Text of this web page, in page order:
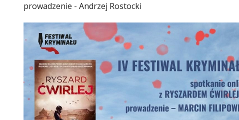
prowadzenie - Andrzej Rostocki